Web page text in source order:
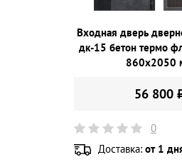
Входная дверь
дк-15 бетон термо
860х2050
56 800
0
Доставка: от 1